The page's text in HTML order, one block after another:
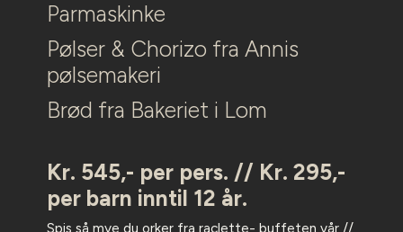
Parmaskinke
Pølser & Chorizo fra Annis
pølsemakeri
Brød fra Bakeriet i Lom
Kr. 545,- per pers. // Kr. 295,-
per barn inntil 12 år.
Spis så mye du orker fra raclette- buffeten vår //